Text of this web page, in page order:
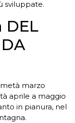
sviluppate.
DEL
marzo
aprile a maggio
in pianura, nel